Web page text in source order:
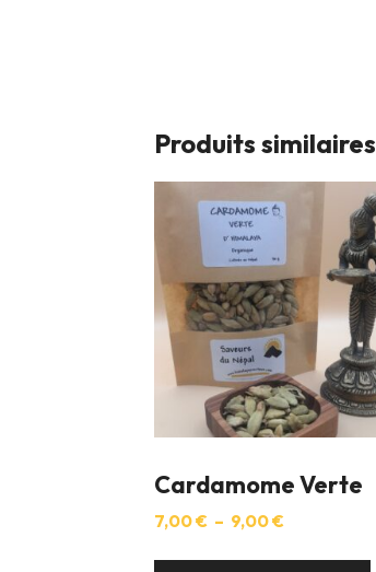
Produits similaires
Cardamome Verte
7,00€ – 9,00€Plage
prix :